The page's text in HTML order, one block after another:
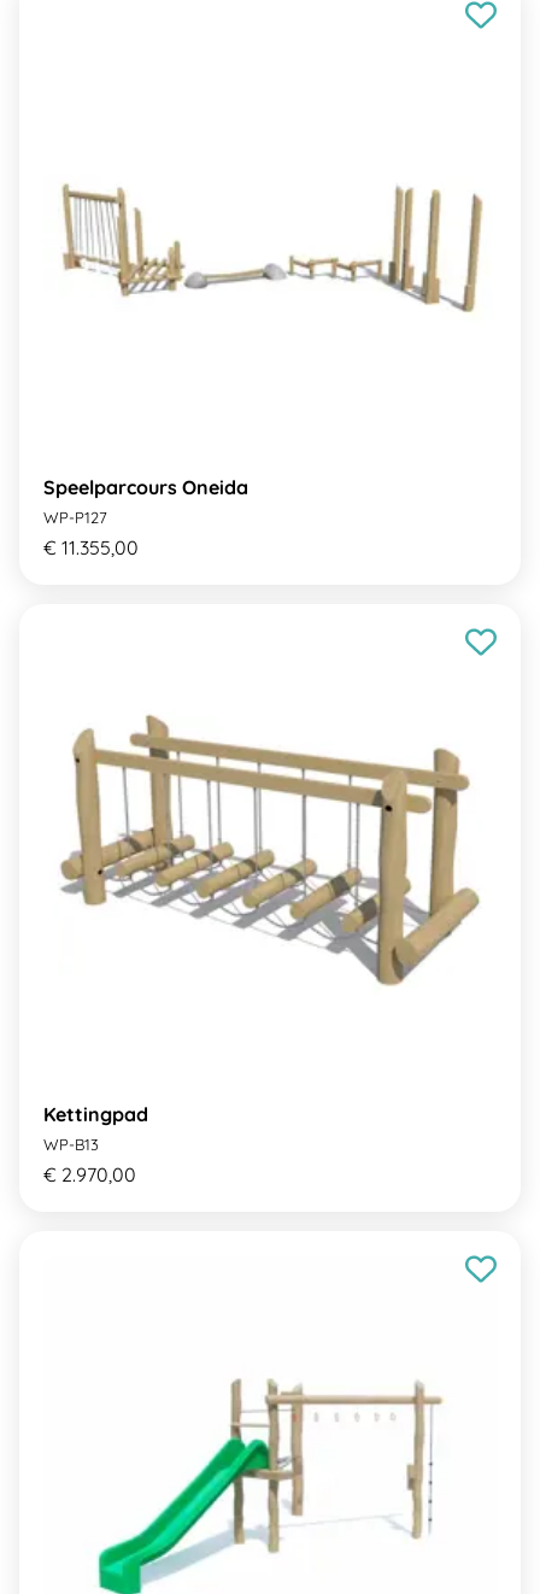
Speelparcours Oneida
WP-P127
€ 11.355,00
Kettingpad
WP-B13
€ 2.970,00